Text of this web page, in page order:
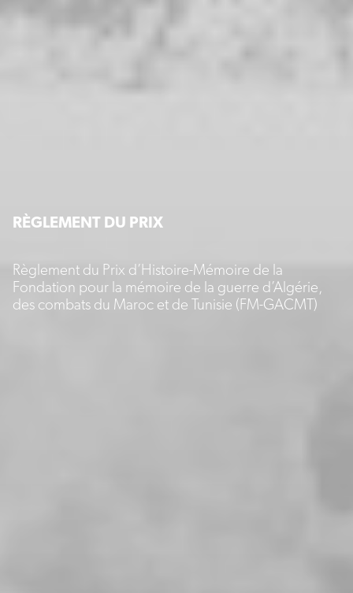
RÈGLEMENT DU PRIX
Règlement du Prix d’Histoire-Mémoire de la
Fondation pour la mémoire de la guerre d’Algérie,
des combats du Maroc et de Tunisie (FM-GACMT)